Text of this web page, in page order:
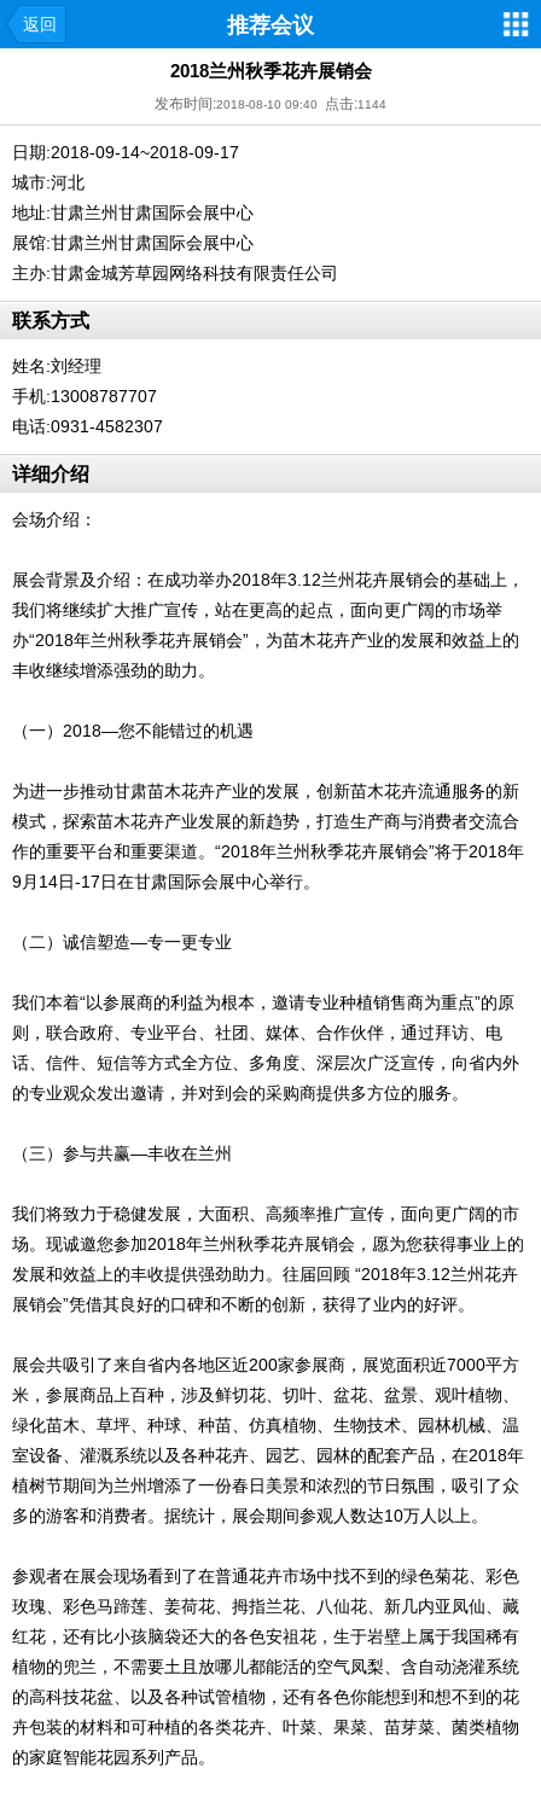
返回 推荐会议
2018兰州秋季花卉展销会
发布时间:2018-08-10 09:40 点击:1144
日期:2018-09-14~2018-09-17
城市:河北
地址:甘肃兰州甘肃国际会展中心
展馆:甘肃兰州甘肃国际会展中心
主办:甘肃金城芳草园网络科技有限责任公司
联系方式
姓名:刘经理
手机:13008787707
电话:0931-4582307
详细介绍
会场介绍：
展会背景及介绍：在成功举办2018年3.12兰州花卉展销会的基础上，
我们将继续扩大推广宣传，站在更高的起点，面向更广阔的市场举
办“2018年兰州秋季花卉展销会”，为苗木花卉产业的发展和效益上的
丰收继续增添强劲的助力。
（一）2018—您不能错过的机遇
为进一步推动甘肃苗木花卉产业的发展，创新苗木花卉流通服务的新
模式，探索苗木花卉产业发展的新趋势，打造生产商与消费者交流合
作的重要平台和重要渠道。“2018年兰州秋季花卉展销会”将于2018年
9月14日-17日在甘肃国际会展中心举行。
（二）诚信塑造—专一更专业
我们本着“以参展商的利益为根本，邀请专业种植销售商为重点”的原
则，联合政府、专业平台、社团、媒体、合作伙伴，通过拜访、电
话、信件、短信等方式全方位、多角度、深层次广泛宣传，向省内外
的专业观众发出邀请，并对到会的采购商提供多方位的服务。
（三）参与共赢—丰收在兰州
我们将致力于稳健发展，大面积、高频率推广宣传，面向更广阔的市
场。现诚邀您参加2018年兰州秋季花卉展销会，愿为您获得事业上的
发展和效益上的丰收提供强劲助力。往届回顾 “2018年3.12兰州花卉
展销会”凭借其良好的口碑和不断的创新，获得了业内的好评。
展会共吸引了来自省内各地区近200家参展商，展览面积近7000平方
米，参展商品上百种，涉及鲜切花、切叶、盆花、盆景、观叶植物、
绿化苗木、草坪、种球、种苗、仿真植物、生物技术、园林机械、温
室设备、灌溉系统以及各种花卉、园艺、园林的配套产品，在2018年
植树节期间为兰州增添了一份春日美景和浓烈的节日氛围，吸引了众
多的游客和消费者。据统计，展会期间参观人数达10万人以上。
参观者在展会现场看到了在普通花卉市场中找不到的绿色菊花、彩色
玫瑰、彩色马蹄莲、姜荷花、拇指兰花、八仙花、新几内亚凤仙、藏
红花，还有比小孩脑袋还大的各色安祖花，生于岩壁上属于我国稀有
植物的兜兰，不需要土且放哪儿都能活的空气凤梨、含自动浇灌系统
的高科技花盆、以及各种试管植物，还有各色你能想到和想不到的花
卉包装的材料和可种植的各类花卉、叶菜、果菜、苗芽菜、菌类植物
的家庭智能花园系列产品。